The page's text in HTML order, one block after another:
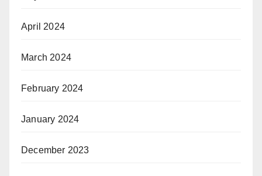
April 2024
March 2024
February 2024
January 2024
December 2023